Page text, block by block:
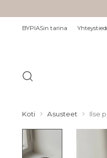
BYPIASin tarina
Koti Asusteet Ilse